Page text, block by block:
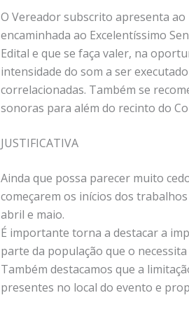
O Vereador subscrito apresenta
encaminhada ao Excelentíssimo
Edital e que se faça valer, na
intensidade do som a ser
correlacionadas. Também se
sonoras para além do recinto do
JUSTIFICATIVA
Ainda que possa parecer muito
começarem os inícios dos
abril e maio.
É importante torna a destacar a
parte da população que o
Também destacamos que a
presentes no local do evento e